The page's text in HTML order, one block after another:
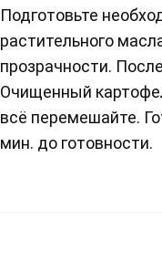
Подготовьте
растительного
прозрачности.
Очищенный
всё перемешайте.
мин. до готовности.